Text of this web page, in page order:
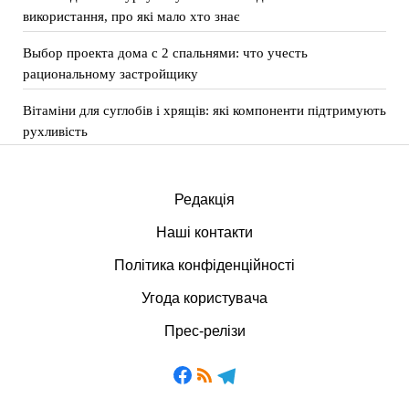
використання, про які мало хто знає
Выбор проекта дома с 2 спальнями: что учесть
рациональному застройщику
Вітаміни для суглобів і хрящів: які компоненти підтримують
рухливість
Редакція
Наші контакти
Політика конфіденційності
Угода користувача
Прес-релізи